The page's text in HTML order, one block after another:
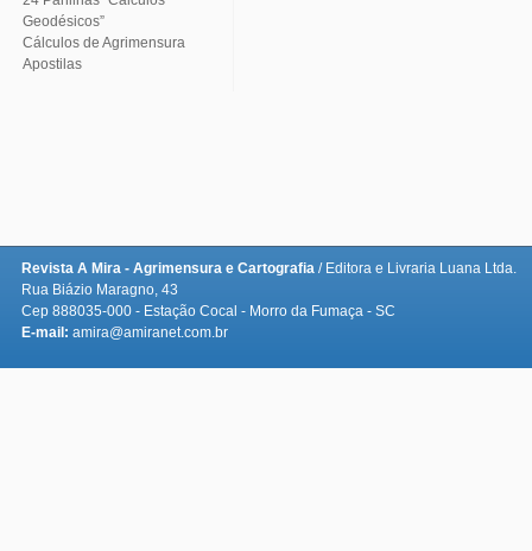
Geodésicos”
Cálculos de Agrimensura
Apostilas
Revista A Mira - Agrimensura e Cartografia / Editora e Livraria Luana Ltda.
Rua Biázio Maragno, 43
Cep 888035-000 - Estação Cocal - Morro da Fumaça - SC
E-mail: amira@amiranet.com.br